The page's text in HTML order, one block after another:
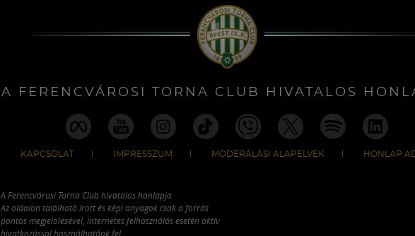
A FERENCVÁROSI TORNA CLUB HIVATALOS
KAPCSOLAT IMPRESSZUM MODERÁLÁSI ALAPELVEK HONLAP
A Ferencvárosi Torna Club hivatalos honlapja
Az oldalon található írott és képi anyagok csak a forrás
pontos megjelölésével, internetes felhasználás esetén aktív
hivatkozással használhatóak fel.